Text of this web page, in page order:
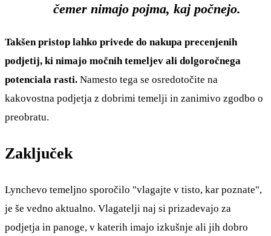
čemer nimajo pojma, kaj počnejo.
Takšen pristop lahko privede do nakupa precenjenih
podjetij, ki nimajo močnih temeljev ali dolgoročnega
potenciala rasti. Namesto tega se osredotočite na
kakovostna podjetja z dobrimi temelji in zanimivo zgodbo o
preobratu.
Zaključek
Lynchevo temeljno sporočilo "vlagajte v tisto, kar poznate",
je še vedno aktualno. Vlagatelji naj si prizadevajo za
podjetja in panoge, v katerih imajo izkušnje ali jih dobro